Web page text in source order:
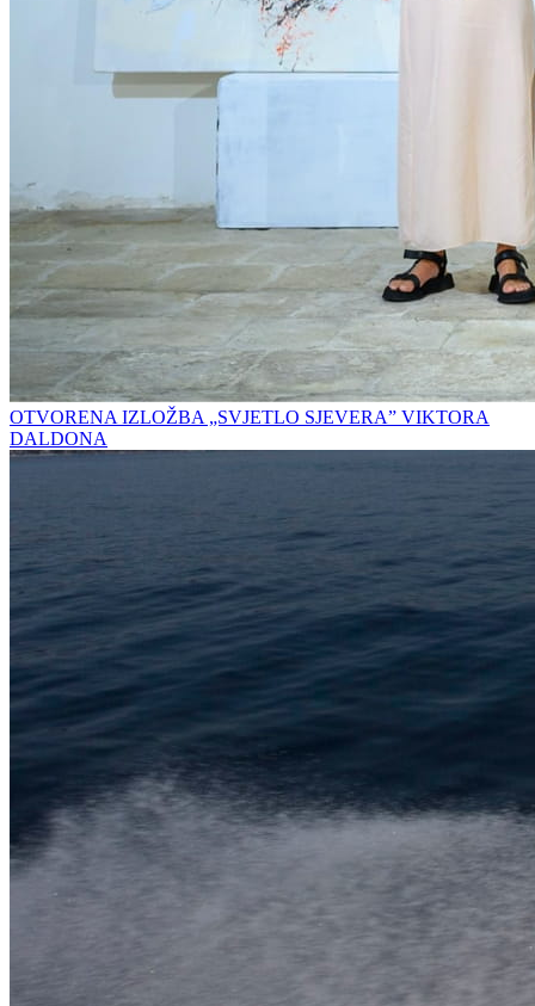
OTVORENA IZLOŽBA „SVJETLO SJEVERA” VIKTORA
DALDONA